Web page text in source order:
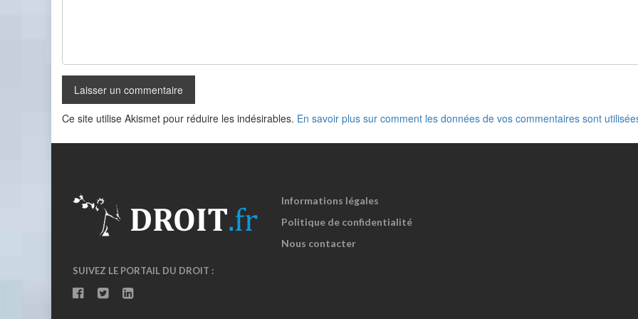
Ce site utilise Akismet pour réduire les indésirables. En savoir plus sur comment les données de vos commentaires sont
SUIVEZ LE PORTAIL DU DROIT :
Informations légales
Politique de confidentialité
Nous contacter